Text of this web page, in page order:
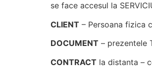
se face accesul la
CLIENT – Persoana fizica
DOCUMENT – prezentele
CONTRACT la distanta –